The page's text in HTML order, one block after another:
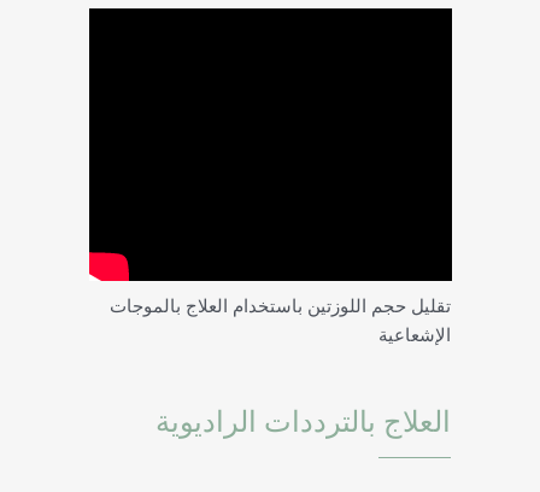
تقليل حجم اللوزتين باستخدام العلاج بالموجات
الإشعاعية
العلاج بالترددات الراديوية